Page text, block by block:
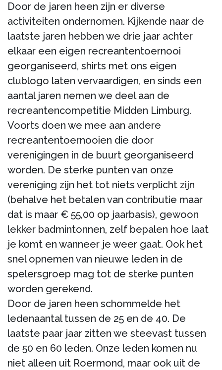
Door de jaren heen zijn er diverse
activiteiten ondernomen. Kijkende naar de
laatste jaren hebben we drie jaar achter
elkaar een eigen recreantentoernooi
georganiseerd, shirts met ons eigen
clublogo laten vervaardigen, en sinds een
aantal jaren nemen we deel aan de
recreantencompetitie Midden Limburg.
Voorts doen we mee aan andere
recreantentoernooien die door
verenigingen in de buurt georganiseerd
worden. De sterke punten van onze
vereniging zijn het tot niets verplicht zijn
(behalve het betalen van contributie maar
dat is maar € 55,00 op jaarbasis), gewoon
lekker badmintonnen, zelf bepalen hoe laat
je komt en wanneer je weer gaat. Ook het
snel opnemen van nieuwe leden in de
spelersgroep mag tot de sterke punten
worden gerekend.
Door de jaren heen schommelde het
ledenaantal tussen de 25 en de 40. De
laatste paar jaar zitten we steevast tussen
de 50 en 60 leden. Onze leden komen nu
niet alleen uit Roermond, maar ook uit de